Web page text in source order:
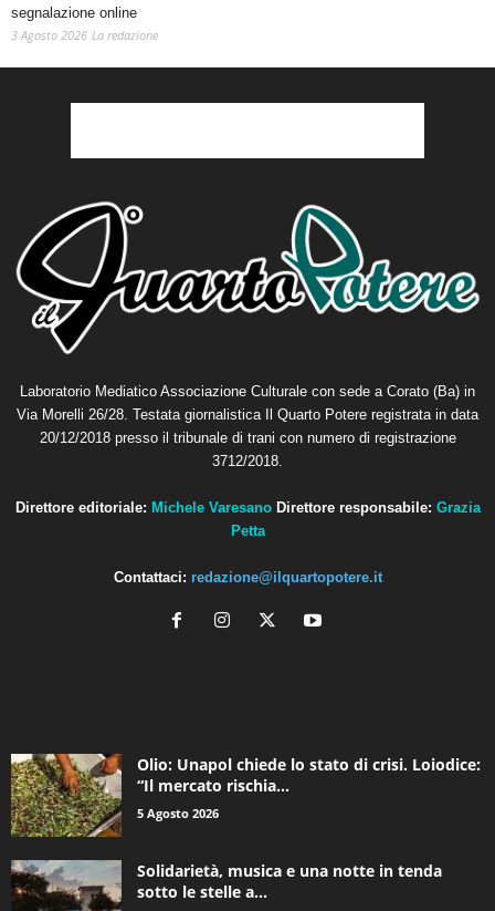
segnalazione online
3 Agosto 2026 La redazione
Laboratorio Mediatico Associazione Culturale con sede a Corato (Ba) in
Via Morelli 26/28. Testata giornalistica Il Quarto Potere registrata in data
20/12/2018 presso il tribunale di trani con numero di registrazione
3712/2018.
Direttore editoriale: Michele Varesano Direttore responsabile: Grazia
Petta
Contattaci: redazione@ilquartopotere.it
Olio: Unapol chiede lo stato di crisi. Loiodice:
“Il mercato rischia...
5 Agosto 2026
Solidarietà, musica e una notte in tenda
sotto le stelle a...